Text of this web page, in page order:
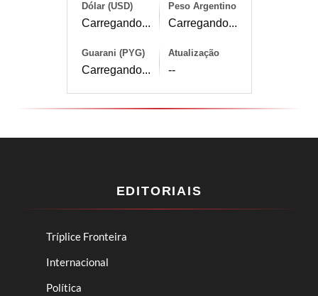
Dólar (USD)
Carregando...
Peso Argentino
Carregando...
Guarani (PYG)
Carregando...
Atualização
--
EDITORIAIS
Tríplice Fronteira
Internacional
Política